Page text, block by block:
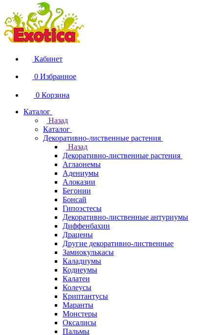
Кабинет
0 Избранное
0 Корзина
Каталог
Назад
Каталог
Декоративно-лиственные растения
Назад
Декоративно-лиственные растения
Аглаонемы
Адениумы
Алоказии
Бегонии
Бонсай
Гипоэстесы
Декоративно-лиственные антуриумы
Диффенбахии
Драцены
Другие декоративно-лиственные
Замиокулькасы
Каладиумы
Кодиеумы
Калатеи
Колеусы
Криптантусы
Маранты
Монстеры
Оксалисы
Пальмы